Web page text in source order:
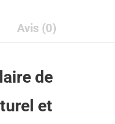
Avis (0)
de
et